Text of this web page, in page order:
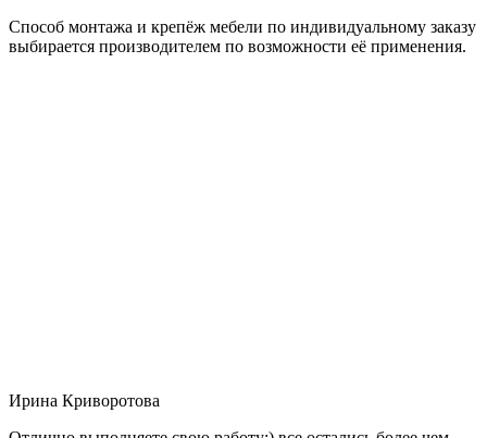
Способ монтажа и крепёж мебели по индивидуальному заказу
выбирается производителем по возможности её применения.
Ирина Криворотова